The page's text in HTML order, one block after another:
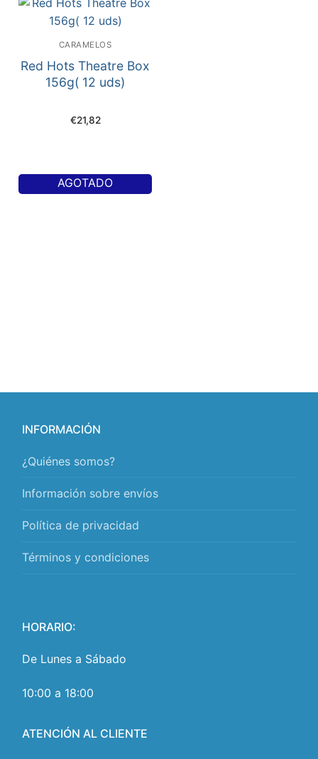
CARAMELOS
Red Hots Theatre Box
156g( 12 uds)
€21,82
AGOTADO
INFORMACIÓN
¿Quiénes somos?
Información sobre envíos
Política de privacidad
Términos y condiciones
HORARIO:
De Lunes a Sábado
10:00 a 18:00
ATENCIÓN AL CLIENTE